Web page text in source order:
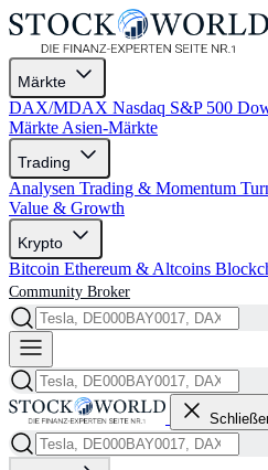
Märkte
DAX/MDAX Nasdaq S&P 500
Märkte Asien-Märkte
Trading
Analysen Trading & Momentum
Value & Growth
Krypto
Bitcoin Ethereum & Altcoins
Community Broker